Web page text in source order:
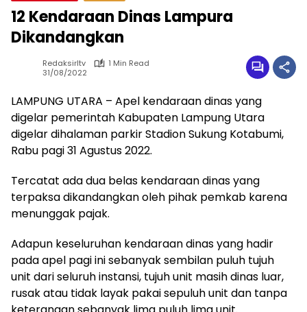
12 Kendaraan Dinas Lampura
Dikandangkan
Redaksirltv
1 Min Read
31/08/2022
LAMPUNG UTARA – Apel kendaraan dinas yang
digelar pemerintah Kabupaten Lampung Utara
digelar dihalaman parkir Stadion Sukung Kotabumi,
Rabu pagi 31 Agustus 2022.
Tercatat ada dua belas kendaraan dinas yang
terpaksa dikandangkan oleh pihak pemkab karena
menunggak pajak.
Adapun keseluruhan kendaraan dinas yang hadir
pada apel pagi ini sebanyak sembilan puluh tujuh
unit dari seluruh instansi, tujuh unit masih dinas luar,
rusak atau tidak layak pakai sepuluh unit dan tanpa